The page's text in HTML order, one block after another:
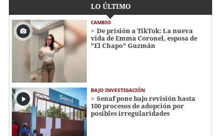
LO ÚLTIMO
CAMBIO
De prisión a TikTok: La nueva
vida de Emma Coronel, esposa de
"El Chapo" Guzmán
BAJO INVESTIGACIÓN
Senaf pone bajo revisión hasta
100 procesos de adopción por
posibles irregularidades